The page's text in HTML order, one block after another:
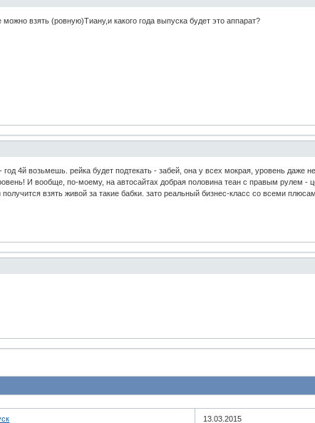
взять (ровную)Тиану,и какого года выпуска будет это аппарат?
год 4й возьмешь. рейка будет подтекать - забей, она у всех мокрая, уровень
И вообще, по-моему, на автосайтах добрая половина теан с правым рулем -
взять живой за такие бабки. зато реальный бизнес-класс со всеми
13.03.2015